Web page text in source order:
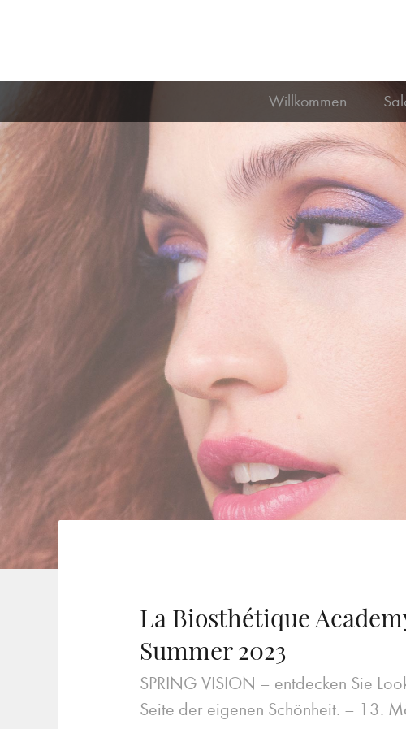
Willkommen
La Biosthétique
Summer 2023
SPRING VISION – entdecken Sie
Seite der eigenen Schönheit. – 13.